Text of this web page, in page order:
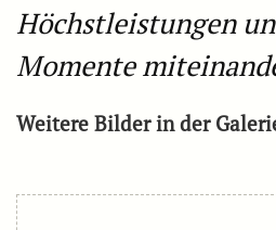
Höchstleistungen
Momente
Weitere Bilder in der